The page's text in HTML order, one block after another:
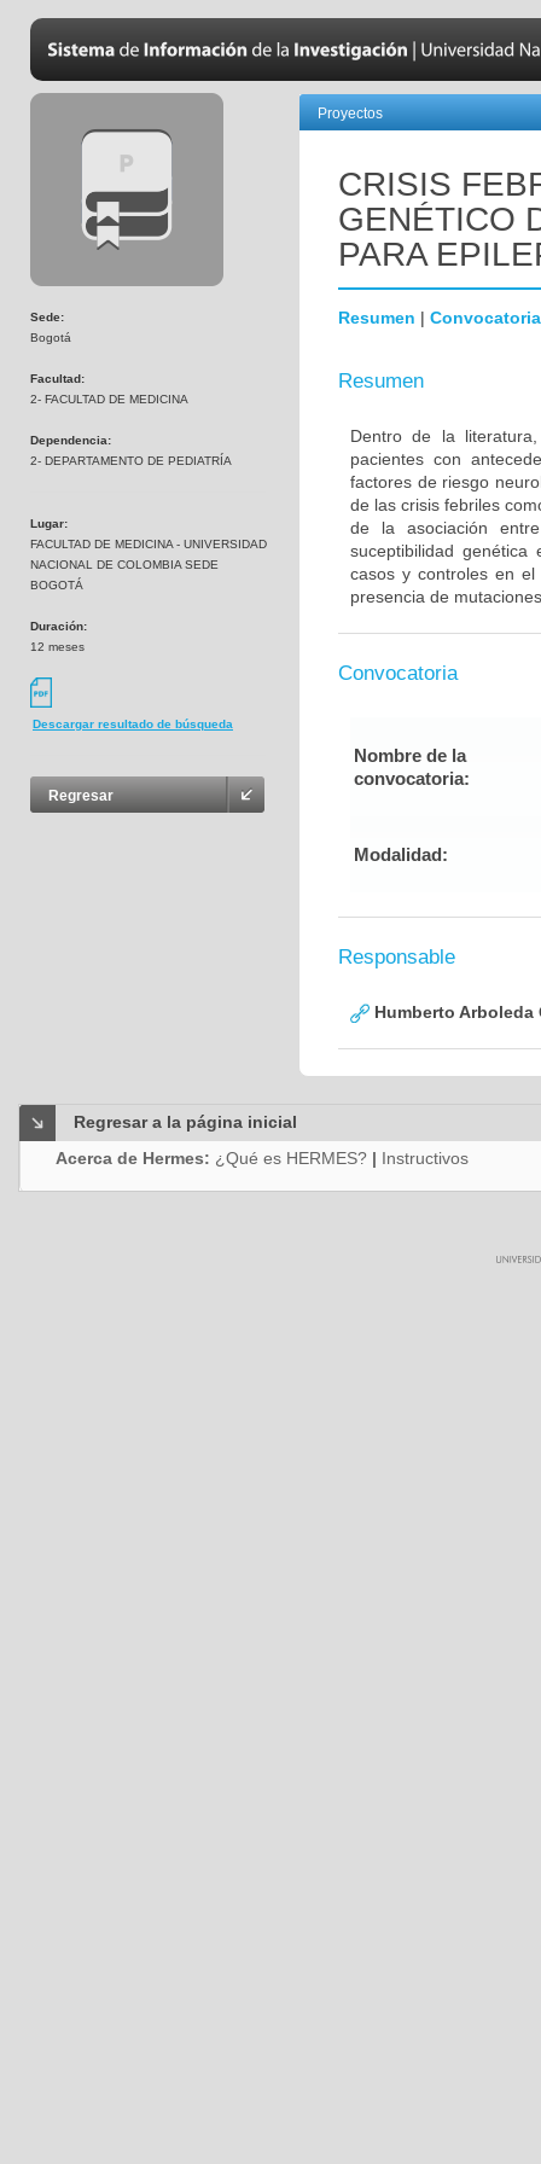
Sede:
Bogotá
Facultad:
2- FACULTAD DE MEDICINA
Dependencia:
2- DEPARTAMENTO DE PEDIATRÍA
Lugar:
FACULTAD DE MEDICINA - UNIVERSIDAD
NACIONAL DE COLOMBIA SEDE
BOGOTÁ
Duración:
12 meses
Descargar resultado de búsqueda
Regresar
Proyectos
CRISIS
GENÉTICO
PARA
Resumen | Convocatoria
Resumen
Dentro de la
pacientes con
factores de riesgo
de las crisis febriles
de la asociación
suceptibilidad
casos y controles en
presencia de
Convocatoria
Nombre de la
convocatoria:
Modalidad:
Responsable
Humberto Arboleda
Regresar a la página inicial
Acerca de Hermes: ¿Qué es HERMES? | Instructivos